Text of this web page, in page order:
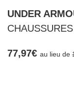
UNDER
77,97€ au lieu de